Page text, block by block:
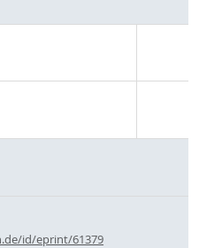
id/eprint/61379